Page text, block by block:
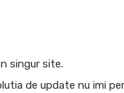
singur site.
de update nu imi